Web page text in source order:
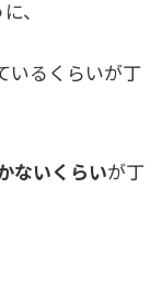
、
いるくらいが丁
ないくらいが丁